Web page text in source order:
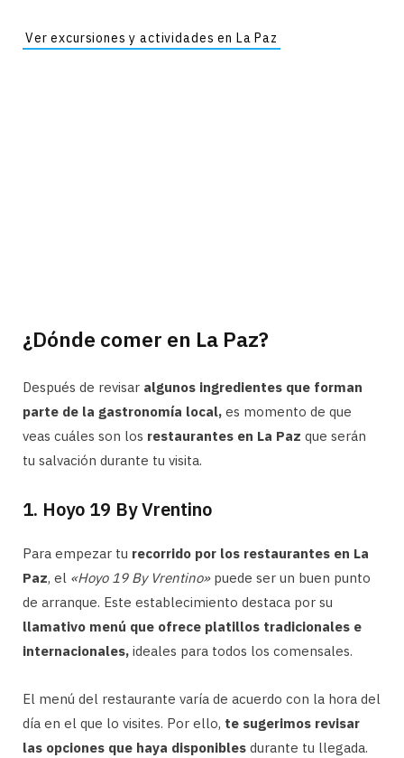
Ver excursiones y actividades en La Paz
¿Dónde comer en La Paz?
Después de revisar algunos ingredientes que forman
parte de la gastronomía local, es momento de que
veas cuáles son los restaurantes en La Paz que serán
tu salvación durante tu visita.
1. Hoyo 19 By Vrentino
Para empezar tu recorrido por los restaurantes en La
Paz, el «Hoyo 19 By Vrentino»puede ser un buen punto
de arranque. Este establecimiento destaca por su
llamativo menú que ofrece platillos tradicionales e
internacionales, ideales para todos los comensales.
El menú del restaurante varía de acuerdo con la hora del
día en el que lo visites. Por ello, te sugerimos revisar
las opciones que haya disponibles durante tu llegada.